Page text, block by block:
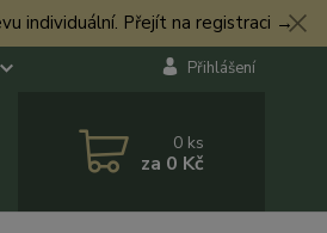
individuální. Přejít na registraci →
Přihlášení
0 ks
za 0 Kč